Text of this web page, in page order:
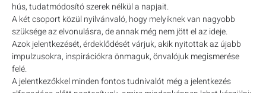
hús, tudatmódosító szerek nélkül a napjait.
A két csoport közül nyilvánvaló, hogy melyiknek van nagyobb
szüksége az elvonulásra, de annak még nem jött el az ideje.
Azok jelentkezését, érdeklődését várjuk, akik nyitottak az újabb
impulzusokra, inspirációkra önmaguk, önvalójuk megismerése
felé.
A jelentkezőkkel minden fontos tudnivalót még a jelentkezés